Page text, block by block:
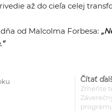
až do cieľa celej
od Malcolma Forbesa:
Čítať
Zmeňte